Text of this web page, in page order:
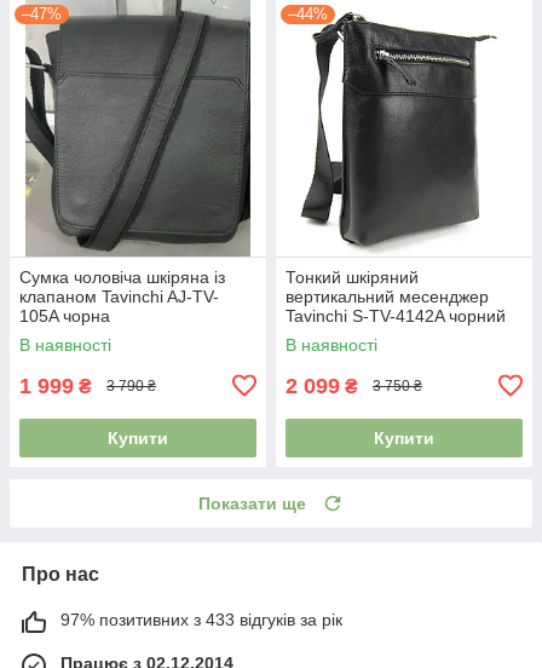
–47%
Сумка чоловіча шкіряна із
клапаном Tavinchi AJ-TV-
105A чорна
В наявності
1 999 ₴ 3 790 ₴
Купити
–44%
Тонкий шкіряний
вертикальний месенджер
Tavinchi S-TV-4142A чорний
В наявності
2 099 ₴ 3 750 ₴
Купити
Показати ще
Про нас
97% позитивних з 433 відгуків за рік
Працює з 02.12.2014